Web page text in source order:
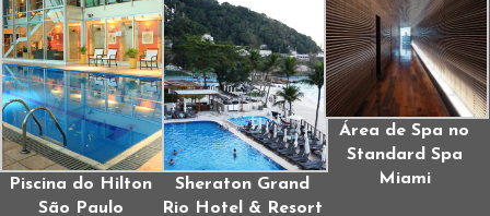
Piscina do Hilton
São Paulo
Sheraton Grand
Rio Hotel & Resort
Área de Spa no
Standard Spa
Miami